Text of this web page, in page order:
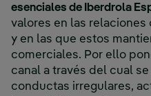
esenciales de Iberdrola
valores en las
y en las que estos
comerciales. Por ello
canal a través del cual
conductas irregulares,